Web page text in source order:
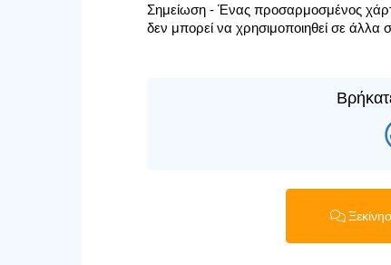
Σημείωση - Ένας προσαρμοσμένος
δεν μπορεί να χρησιμοποιηθεί σε άλλα